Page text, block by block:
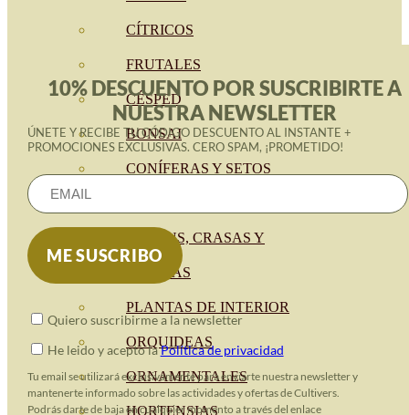
CÍTRICOS
FRUTALES
CÉSPED
BONSAI
CONÍFERAS Y SETOS
CACTUS, CRASAS Y
SUCULENTAS
PLANTAS DE INTERIOR
ORQUIDEAS
ORNAMENTALES
HORTENSIAS
10% DESCUENTO POR SUSCRIBIRTE A
NUESTRA NEWSLETTER
ÚNETE Y RECIBE TU CÓDIGO DESCUENTO AL INSTANTE +
PROMOCIONES EXCLUSIVAS. CERO SPAM, ¡PROMETIDO!
Quiero suscribirme a la newsletter
He leido y acepto laPolítica de privacidad
Tu email se utilizará exclusivamente para enviarte nuestra newsletter y
mantenerte informado sobre las actividades y ofertas de Cultivers.
Podrás darte de baja en cualquier momento a través del enlace